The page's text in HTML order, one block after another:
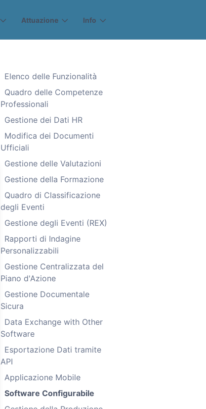
Attuazione Info
Elenco delle Funzionalità
Quadro delle Competenze
Professionali
Gestione dei Dati HR
Modifica dei Documenti
Ufficiali
Gestione delle Valutazioni
Gestione della Formazione
Quadro di Classificazione
degli Eventi
Gestione degli Eventi (REX)
Rapporti di Indagine
Personalizzabili
Gestione Centralizzata del
Piano d'Azione
Gestione Documentale
Sicura
Data Exchange with Other
Software
Esportazione Dati tramite
API
Applicazione Mobile
Software Configurabile